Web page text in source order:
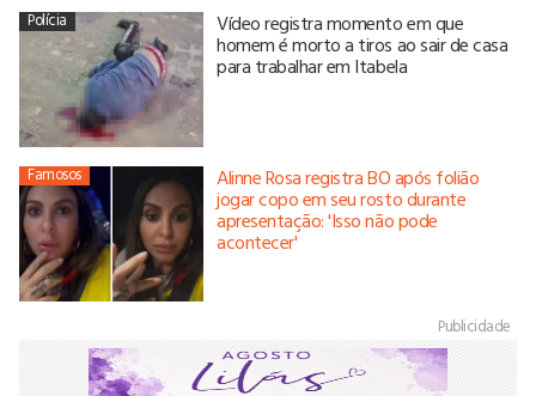
Polícia Vídeo registra momento em que
homem é morto a tiros ao sair de casa
para trabalhar em Itabela
Famosos Alinne Rosa registra BO após folião
jogar copo em seu rosto durante
apresentação: 'Isso não pode
acontecer'
Publicidade